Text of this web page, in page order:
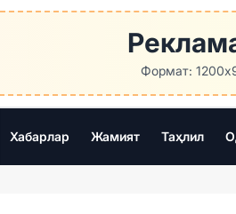
Формат:
Хабарлар Жамият Таҳлил